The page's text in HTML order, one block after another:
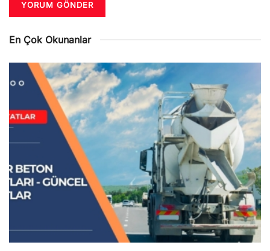
En Çok Okunanlar